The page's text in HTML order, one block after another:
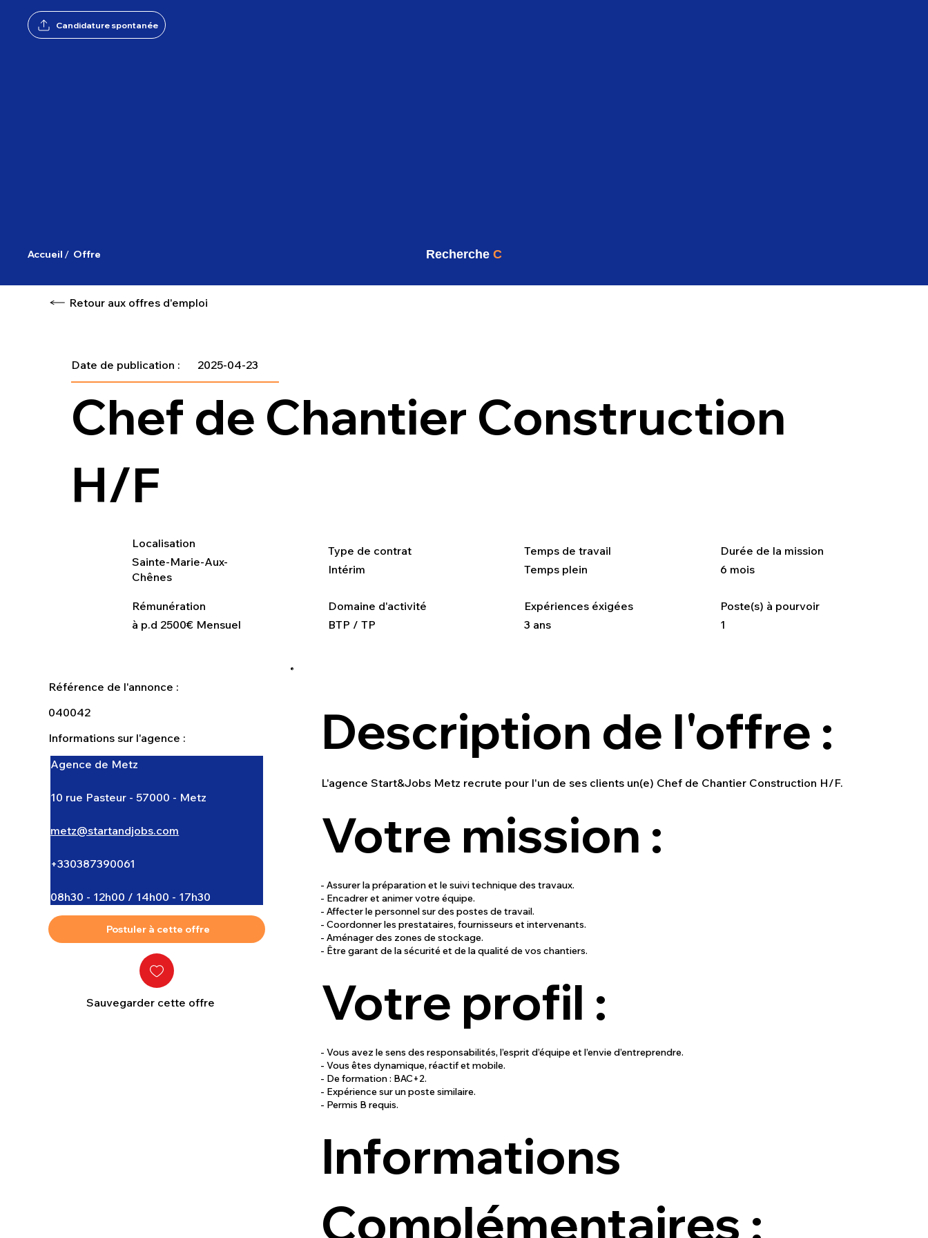
Candidature spontanée
Retour aux offres d'emploi
Chef de Chantier Construction
H/F
2025-04-23
Date de publication :
Rémunération
à p.d 2500€ Mensuel
Domaine d'activité
BTP / TP
Expériences éxigées
3 ans
Poste(s) à pourvoir
1
Localisation
Sainte-Marie-Aux-
Chênes
Type de contrat
Intérim
Temps de travail
Temps plein
Durée de la mission
6 mois
Description de l'offre :
L'agence Start&Jobs Metz recrute pour l'un de ses clients un(e) Chef de Chantier Construction H/F.
Votre mission :
- Assurer la préparation et le suivi technique des travaux.
- Encadrer et animer votre équipe.
- Affecter le personnel sur des postes de travail.
- Coordonner les prestataires, fournisseurs et intervenants.
- Aménager des zones de stockage.
- Être garant de la sécurité et de la qualité de vos chantiers.
Votre profil :
- Vous avez le sens des responsabilités, l’esprit d’équipe et l’envie d’entreprendre.
- Vous êtes dynamique, réactif et mobile.
- De formation : BAC+2.
- Expérience sur un poste similaire.
- Permis B requis.
Informations
Complémentaires :
Référence de l'annonce :
040042
Informations sur l'agence :
Agence de Metz
10 rue Pasteur - 57000 - Metz
metz@startandjobs.com
+330387390061
08h30 - 12h00 / 14h00 - 17h30
Postuler à cette offre
Sauvegarder cette offre
Accueil / Offre Recherche C